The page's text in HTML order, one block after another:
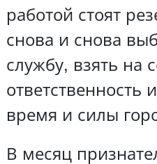
работой стоят
снова и снова
службу, взять на
ответственность
время и силы
В месяц